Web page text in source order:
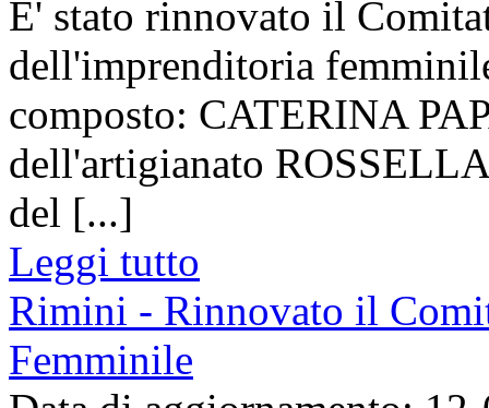
E' stato rinnovato il
dell'imprenditoria
composto: CATERINA
dell'artigianato
del [...]
Leggi tutto
Rimini - Rinnovato il
Femminile